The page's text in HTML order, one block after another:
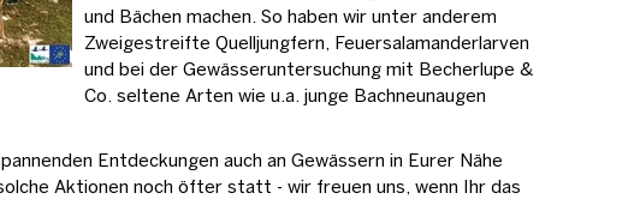
und Bächen machen. So haben wir unter anderem
Zweigestreifte Quelljungfern, Feuersalamanderlarven
und bei der Gewässeruntersuchung mit Becherlupe &
Co. seltene Arten wie u.a. junge Bachneunaugen
Entdeckungen auch an Gewässern in Eurer Nähe
Aktionen noch öfter statt - wir freuen uns, wenn Ihr das